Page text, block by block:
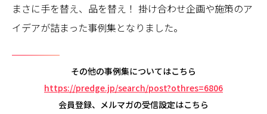
まさに手を替え、品を替え！ 掛け合わせ企画や施策のア
イデアが詰まった事例集となりました。
その他の事例集についてはこちら
https://predge.jp/search/post?othres=6806
会員登録、メルマガの受信設定はこちら